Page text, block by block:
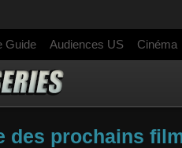
Guide Audiences US Cinéma
des prochains